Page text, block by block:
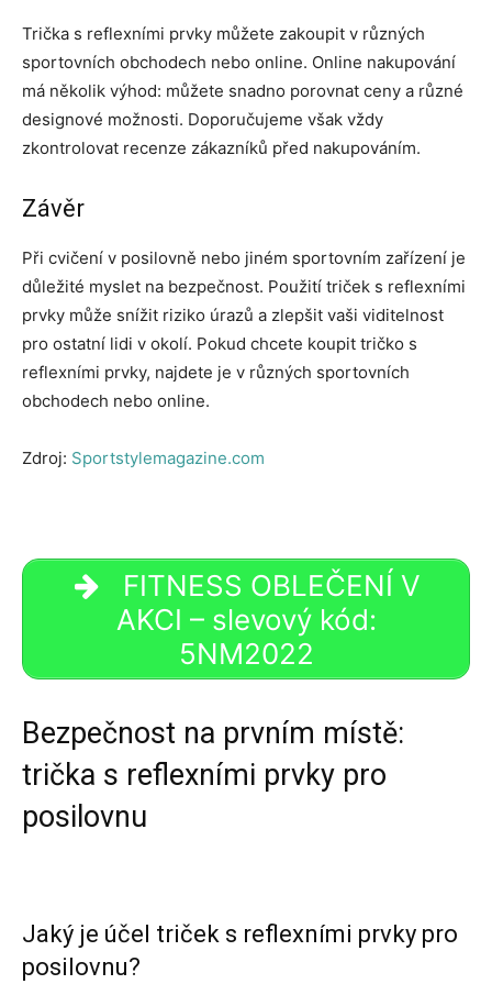
Trička s reflexními prvky můžete zakoupit v různých
sportovních obchodech nebo online. Online nakupování
má několik výhod: můžete snadno porovnat ceny a různé
designové možnosti. Doporučujeme však vždy
zkontrolovat recenze zákazníků před nakupováním.
Závěr
Při cvičení v posilovně nebo jiném sportovním zařízení je
důležité myslet na bezpečnost. Použití triček s reflexními
prvky může snížit riziko úrazů a zlepšit vaši viditelnost
pro ostatní lidi v okolí. Pokud chcete koupit tričko s
reflexními prvky, najdete je v různých sportovních
obchodech nebo online.
Zdroj: Sportstylemagazine.com
FITNESS OBLEČENÍ V
AKCI – slevový kód:
5NM2022
Bezpečnost na prvním místě:
trička s reflexními prvky pro
posilovnu
Jaký je účel triček s reflexními prvky pro
posilovnu?